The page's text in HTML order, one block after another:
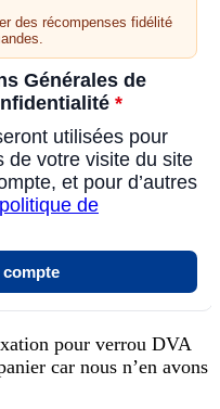
des récompenses fidélité
Générales de
*
utilisées pour
de votre visite du site
et pour d’autres
politique de
compte
pour verrou DVA
car nous n’en avons